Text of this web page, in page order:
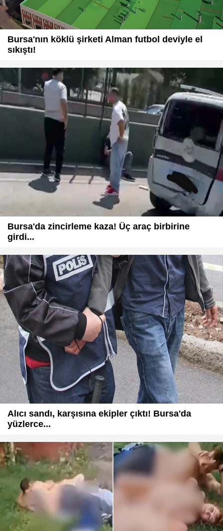
Bursa'nın köklü şirketi Alman futbol deviyle el
sıkıştı!
Bursa'da zincirleme kaza! Üç araç birbirine
girdi...
Alıcı sandı, karşısına ekipler çıktı! Bursa'da
yüzlerce...